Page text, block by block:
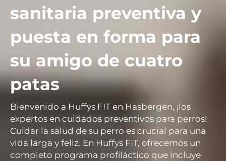
sanitaria preventiva y
puesta en forma para
su amigo de cuatro
patas
Bienvenido a Huffys FIT en Hasbergen, ¡los
expertos en cuidados preventivos para perros!
Cuidar la salud de su perro es crucial para una
vida larga y feliz. En Huffys FIT, ofrecemos un
completo programa profiláctico que incluye